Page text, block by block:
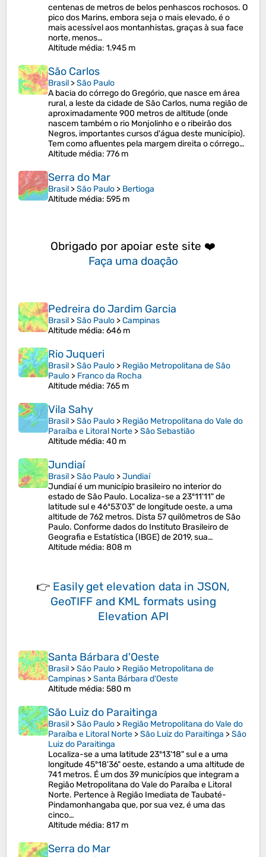
centenas de metros de belos penhascos rochosos. O
pico dos Marins, embora seja o mais elevado, é o
mais acessível aos montanhistas, graças à sua face
norte, menos…
Altitude média: 1.945 m
São Carlos
Brasil >São Paulo
A bacia do córrego do Gregório, que nasce em área
rural, a leste da cidade de São Carlos, numa região de
aproximadamente 900 metros de altitude (onde
nascem também o rio Monjolinho e o ribeirão dos
Negros, importantes cursos d'água deste município).
Tem como afluentes pela margem direita o córrego…
Altitude média: 776 m
Serra do Mar
Brasil >São Paulo > Bertioga
Altitude média: 595 m
Obrigado por apoiar este site ❤️
Faça uma doação
Pedreira do Jardim Garcia
Brasil >São Paulo >Campinas
Altitude média: 646 m
Rio Juqueri
Brasil >São Paulo > Região Metropolitana de São
Paulo > Franco da Rocha
Altitude média: 765 m
Vila Sahy
Brasil >São Paulo > Região Metropolitana do Vale do
Paraíba e Litoral Norte >São Sebastião
Altitude média: 40 m
Jundiaí
Brasil >São Paulo >Jundiaí
Jundiaí é um município brasileiro no interior do
estado de São Paulo. Localiza-se a 23º11'11" de
latitude sul e 46º53'03" de longitude oeste, a uma
altitude de 762 metros. Dista 57 quilômetros de São
Paulo. Conforme dados do Instituto Brasileiro de
Geografia e Estatística (IBGE) de 2019, sua…
Altitude média: 808 m
👉 Easily get elevation data in JSON,
GeoTIFF and KML formats using
Elevation API
Santa Bárbara d'Oeste
Brasil >São Paulo > Região Metropolitana de
Campinas >Santa Bárbara d'Oeste
Altitude média: 580 m
São Luiz do Paraitinga
Brasil >São Paulo > Região Metropolitana do Vale do
Paraíba e Litoral Norte >São Luiz do Paraitinga >São
Luiz do Paraitinga
Localiza-se a uma latitude 23º13'18" sul e a uma
longitude 45º18'36" oeste, estando a uma altitude de
741 metros. É um dos 39 municípios que integram a
Região Metropolitana do Vale do Paraíba e Litoral
Norte. Pertence à Região Imediata de Taubaté-
Pindamonhangaba que, por sua vez, é uma das
cinco…
Altitude média: 817 m
Serra do Mar